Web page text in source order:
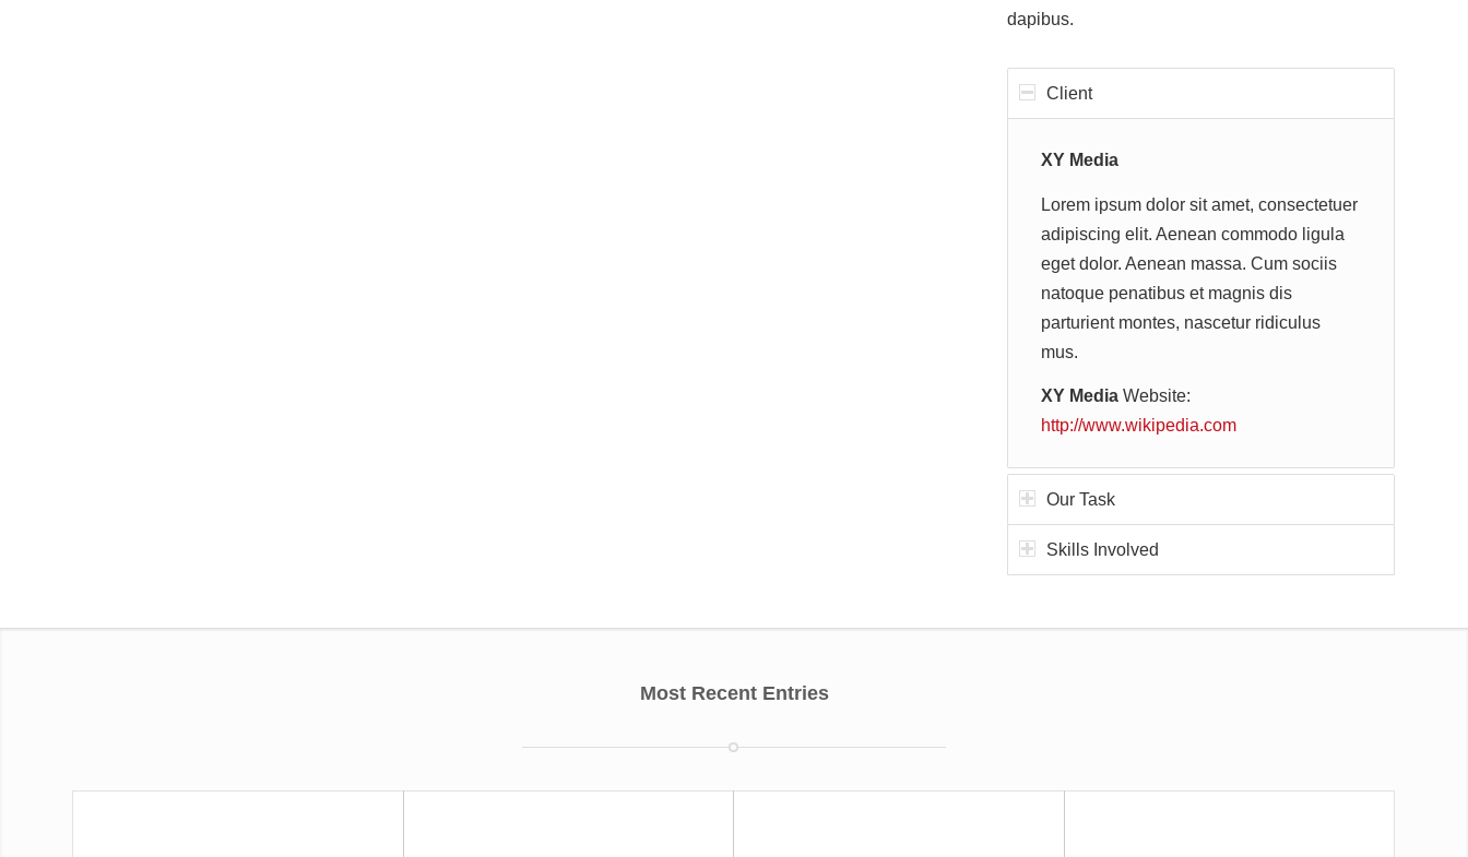
dapibus.
Client
XY Media
Lorem ipsum dolor sit amet, consectetuer
adipiscing elit. Aenean commodo ligula
eget dolor. Aenean massa. Cum sociis
natoque penatibus et magnis dis
parturient montes, nascetur ridiculus
mus.
XY Media Website:
http://www.wikipedia.com
Our Task
Skills Involved
Most Recent Entries